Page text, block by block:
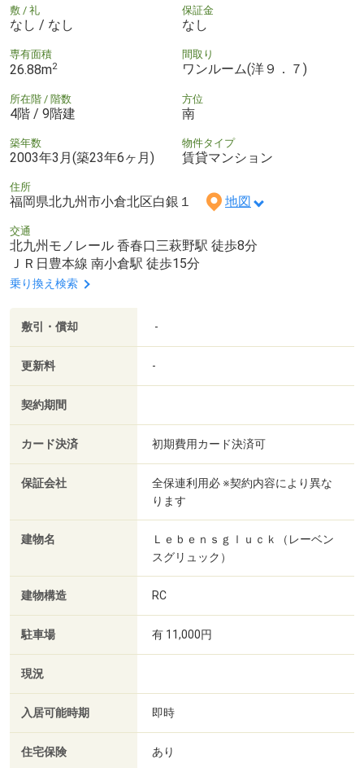
敷 / 礼
なし / なし
保証金
なし
専有面積
26.88m2
間取り
ワンルーム(洋９．７)
所在階 / 階数
4階 / 9階建
方位
南
築年数
2003年3月(築23年6ヶ月)
物件タイプ
賃貸マンション
住所
福岡県北九州市小倉北区白銀１ 地図
交通
北九州モノレール 香春口三萩野駅 徒歩8分
ＪＲ日豊本線 南小倉駅 徒歩15分
乗り換え検索
敷引・償却 -
更新料 -
契約期間
カード決済 初期費用カード決済可
保証会社
全保連利用必 ※契約内容により異な
ります
建物名
Ｌｅｂｅｎｓｇｌｕｃｋ（レーベン
スグリュック）
建物構造 RC
駐車場 有 11,000円
現況
入居可能時期 即時
住宅保険 あり